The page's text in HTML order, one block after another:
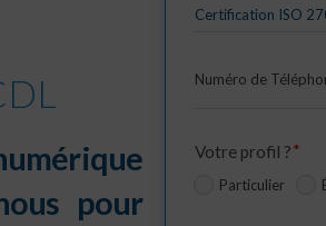
pour
Numéro de
Votre profil ?
Particulier